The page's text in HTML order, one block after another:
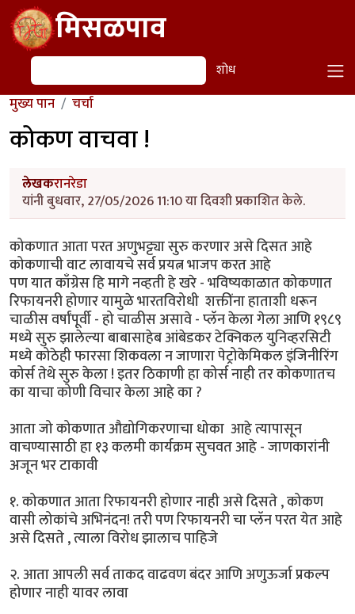
Skip to main contentमिसळपाव
शोध शोध
मुख्य पान चर्चा
कोकण वाचवा !
लेखकरानरेडा
यांनी बुधवार, 27/05/2026 11:10 या दिवशी प्रकाशित केले.
कोकणात आता परत अणुभट्ट्या सुरु करणार असे दिसत आहे
कोकणाची वाट लावायचे सर्व प्रयत्न भाजप करत आहे
पण यात काँग्रेस हि मागे नव्हती हे खरे - भविष्यकाळात कोकणात
रिफायनरी होणार यामुळे भारतविरोधी शक्तींना हाताशी धरून
चाळीस वर्षांपूर्वी - हो चाळीस असावे - प्लॅन केला गेला आणि १९८९
मध्ये सुरु झालेल्या बाबासाहेब आंबेडकर टेक्निकल युनिव्हरसिटी
मध्ये कोठेही फारसा शिकवला न जाणारा पेट्रोकेमिकल इंजिनीरिंग
कोर्स तेथे सुरु केला ! इतर ठिकाणी हा कोर्स नाही तर कोकणातच
का याचा कोणी विचार केला आहे का ?
आता जो कोकणात औद्योगिकरणाचा धोका आहे त्यापासून
वाचण्यासाठी हा १३ कलमी कार्यक्रम सुचवत आहे - जाणकारांनी
अजून भर टाकावी
१. कोकणात आता रिफायनरी होणार नाही असे दिसते , कोकण
वासी लोकांचे अभिनंदन! तरी पण रिफायनरी चा प्लॅन परत येत आहे
असे दिसते , त्याला विरोध झालाच पाहिजे
२. आता आपली सर्व ताकद वाढवण बंदर आणि अणुऊर्जा प्रकल्प
होणार नाही यावर लावा